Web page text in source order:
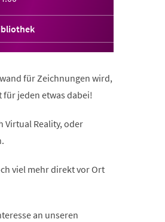
für Zeichnungen wird,
für jeden etwas dabei!
Virtual Reality, oder
viel mehr direkt vor Ort
an unseren